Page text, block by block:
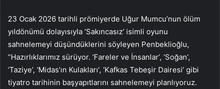
23 Ocak 2026 tarihli prömiyerde Uğur Mumcu’nun ölüm
yıldönümü dolayısıyla ‘Sakıncasız’ isimli oyunu
sahnelemeyi düşündüklerini söyleyen Penbeklioğlu,
“Hazırlıklarımız sürüyor. ‘Fareler ve İnsanlar’, ‘Soğan’,
‘Taziye’, ‘Midas’ın Kulakları’, ‘Kafkas Tebeşir Dairesi’ gibi
tiyatro tarihinin başyapıtlarını sahnelemeyi planlıyoruz.